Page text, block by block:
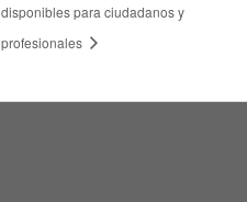
disponibles para ciudadanos y
profesionales